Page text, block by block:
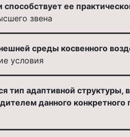
способствует ее
звена
среды косвенного
условия
тип адаптивной
данного конкретного